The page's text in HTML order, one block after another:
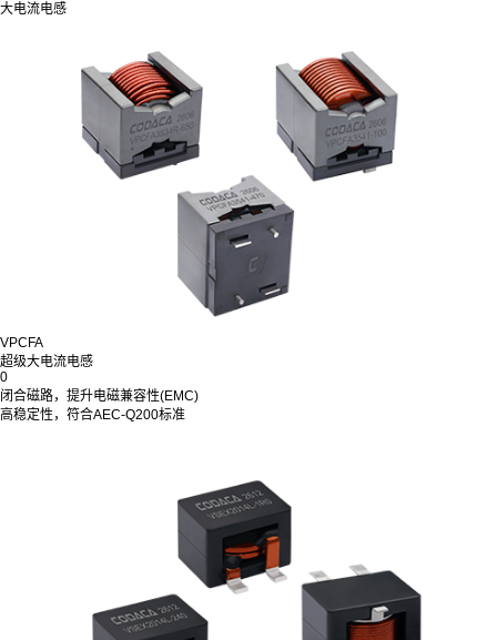
大电流电感
VPCFA
超级大电流电感
0
闭合磁路，提升电磁兼容性(EMC)
高稳定性，符合AEC-Q200标准